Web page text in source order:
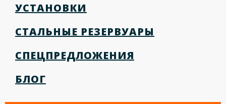
УСТАНОВКИ
СТАЛЬНЫЕ РЕЗЕРВУАРЫ
СПЕЦПРЕДЛОЖЕНИЯ
БЛОГ